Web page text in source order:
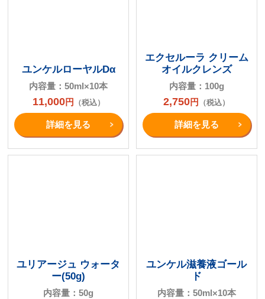
ユンケルローヤルDα
内容量：50ml×10本
11,000円 （税込）
詳細を⾒る
エクセルーラ クリーム
オイルクレンズ
内容量：100g
2,750円 （税込）
詳細を⾒る
ユリアージュ ウォータ
ー(50g)
内容量：50g
ユンケル滋養液ゴール
ド
内容量：50ml×10本